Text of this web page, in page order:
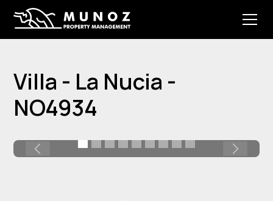
Villa - La Nucia -
NO4934